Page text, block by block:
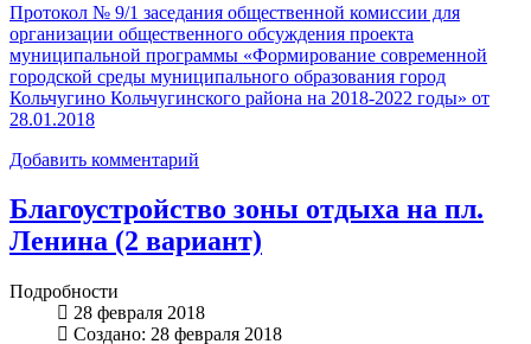
Протокол № 9/1 заседания общественной комиссии для
организации общественного обсуждения проекта
муниципальной программы «Формирование современной
городской среды муниципального образования город
Кольчугино Кольчугинского района на 2018-2022 годы» от
28.01.2018
Добавить комментарий
Благоустройство зоны отдыха на пл.
Ленина (2 вариант)
Подробности
28 февраля 2018
Создано: 28 февраля 2018